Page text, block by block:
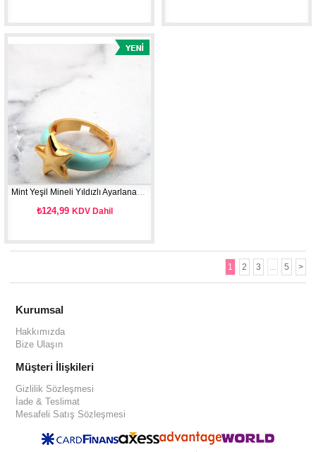
Mint Yeşil Mineli Yıldızlı Ayarlanabilir Yüzük
₺124,99KDV Dahil
1 2 3 ... 5 >
Kurumsal
Hakkımızda
Bize Ulaşın
Müşteri İlişkileri
Gizlilik Sözleşmesi
İade & Teslimat
Mesafeli Satış Sözleşmesi